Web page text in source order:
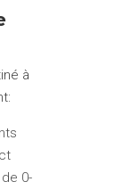
à
0-